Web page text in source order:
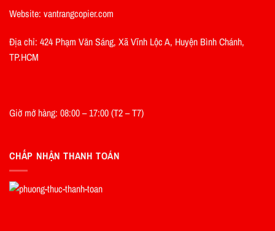
Website: vantrangcopier.com
Địa chỉ: 424 Phạm Văn Sáng, Xã Vĩnh Lộc A, Huyện Bình Chánh,
TP.HCM
Giờ mở hàng: 08:00 – 17:00 (T2 – T7)
CHẤP NHẬN THANH TOÁN